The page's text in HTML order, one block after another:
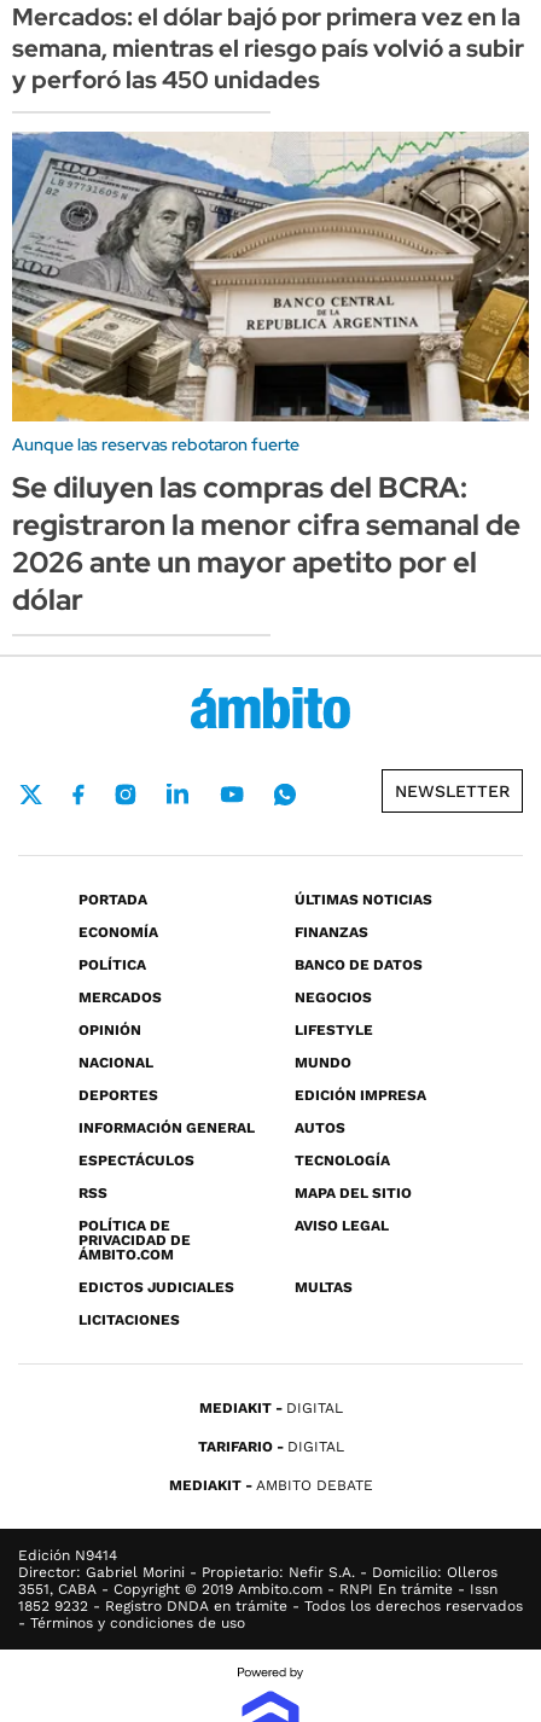
Mercados: el dólar bajó por primera vez en la
semana, mientras el riesgo país volvió a subir
y perforó las 450 unidades
Aunque las reservas rebotaron fuerte
Se diluyen las compras del BCRA:
registraron la menor cifra semanal de
2026 ante un mayor apetito por el
dólar
NEWSLETTER
PORTADA
ÚLTIMAS NOTICIAS
ECONOMÍA
FINANZAS
POLÍTICA
BANCO DE DATOS
MERCADOS
NEGOCIOS
OPINIÓN
LIFESTYLE
NACIONAL
MUNDO
DEPORTES
EDICIÓN IMPRESA
INFORMACIÓN GENERAL
AUTOS
ESPECTÁCULOS
TECNOLOGÍA
RSS
MAPA DEL SITIO
POLÍTICA DE
PRIVACIDAD DE
ÁMBITO.COM
AVISO LEGAL
EDICTOS JUDICIALES
MULTAS
LICITACIONES
MEDIAKIT DIGITAL
TARIFARIO DIGITAL
MEDIAKIT AMBITO DEBATE
Edición N9414
Director: Gabriel Morini - Propietario: Nefir S.A. - Domicilio: Olleros
3551, CABA - Copyright © 2019 Ambito.com - RNPI En trámite - Issn
1852 9232 - Registro DNDA en trámite - Todos los derechos reservados
- Términos y condiciones de uso